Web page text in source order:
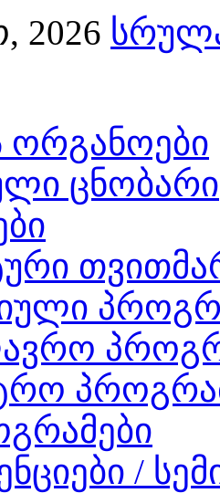
2026
ორგანოები
ცნობარი
/